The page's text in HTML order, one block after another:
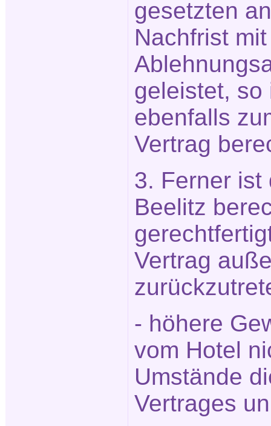
gesetzten
Nachfrist mit
geleistet, so
ebenfalls
Vertrag
3. Ferner ist
Beelitz
Vertrag
- höhere
vom Hotel
Umstände
Vertrages